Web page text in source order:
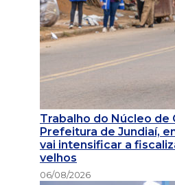
Trabalho do Núcleo de
Prefeitura de Jundiaí,
vai intensificar a
velhos
06/08/2026